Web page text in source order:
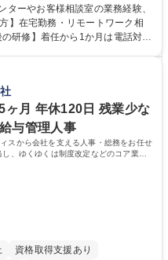
様からの声に迅速かつ誠意をも
内活動に反映しています。 【具
【お客様
品づくりへ貢献
ーやお客様相談室の業務経験、
】在宅勤務・リモートワーク相
キリングループの広報機能を担
し、磨き上げたホスピタリティ
ら広報関連業務を行っておりま
ヶ月 年休120日 残業少な
与管理人事
スから会社を支える人事・総務をお任せ
、ゆくゆくは制度改定などのコア業務
資格取得支援あり